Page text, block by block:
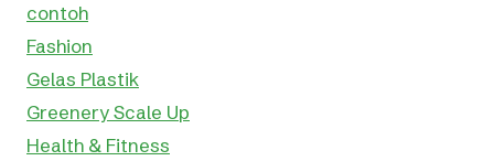
contoh
Fashion
Gelas Plastik
Greenery Scale Up
Health & Fitness